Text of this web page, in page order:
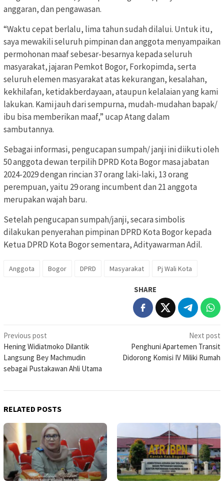
anggaran, dan pengawasan.
“Waktu cepat berlalu, lima tahun sudah dilalui. Untuk itu,
saya mewakili seluruh pimpinan dan anggota menyampaikan
permohonan maaf sebesar-besarnya kepada seluruh
masyarakat, jajaran Pemkot Bogor, Forkopimda, serta
seluruh elemen masyarakat atas kekurangan, kesalahan,
kekhilafan, ketidakberdayaan, ataupun kelalaian yang kami
lakukan. Kami jauh dari sempurna, mudah-mudahan bapak/
ibu bisa memberikan maaf,” ucap Atang dalam
sambutannya.
Sebagai informasi, pengucapan sumpah/ janji ini diikuti oleh
50 anggota dewan terpilih DPRD Kota Bogor masa jabatan
2024-2029 dengan rincian 37 orang laki-laki, 13 orang
perempuan, yaitu 29 orang incumbent dan 21 anggota
merupakan wajah baru.
Setelah pengucapan sumpah/janji, secara simbolis
dilakukan penyerahan pimpinan DPRD Kota Bogor kepada
Ketua DPRD Kota Bogor sementara, Adityawarman Adil.
Anggota Bogor DPRD Masyarakat Pj Wali Kota
SHARE
Post
navigation
Previous post
Hening Widiatmoko Dilantik
Langsung Bey Machmudin
sebagai Pustakawan Ahli Utama
Next post
Penghuni Apartemen Transit
Didorong Komisi IV Miliki Rumah
RELATED POSTS